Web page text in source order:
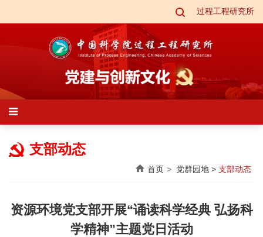
过程工程研究所
支部动态
首页 党群园地 > 支部动态
资源环境党支部开展“诵读科学经典 弘扬科
学精神”主题党日活动